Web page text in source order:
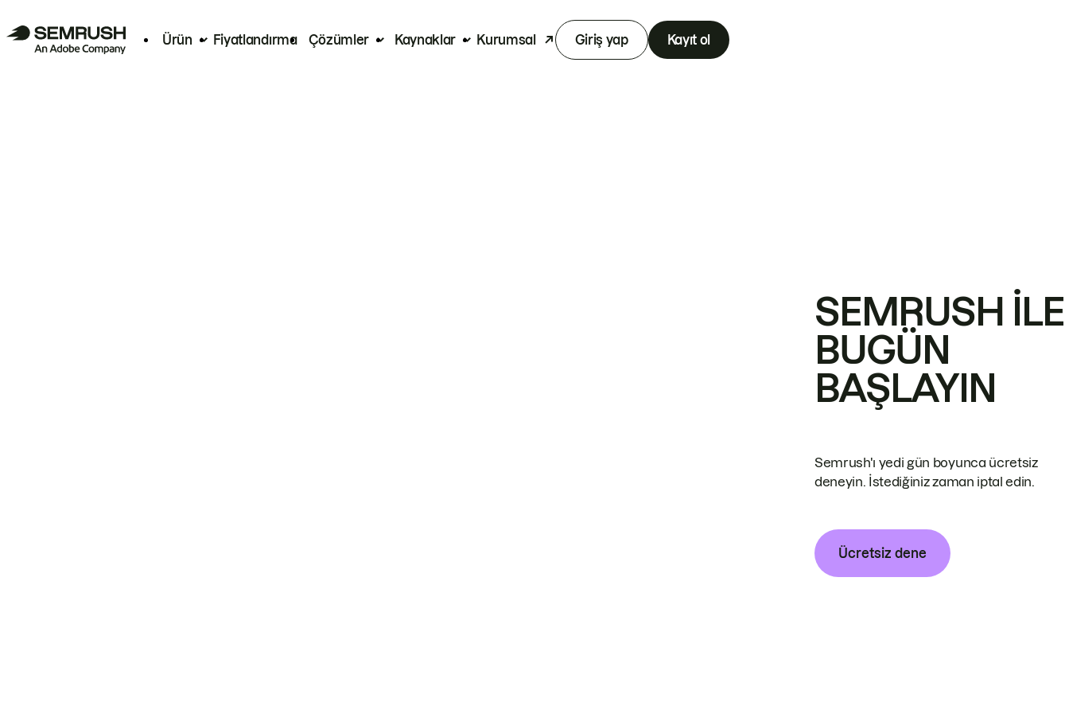
Ürün Fiyatlandırma Çözümler Kaynaklar Kurumsal Giriş yap Kayıt ol
SEMRUSH ILE
BUGÜN
BAŞLAYIN
Semrush'ı yedi gün boyunca ücretsiz
deneyin. İstediğiniz zaman iptal edin.
Ücretsiz dene